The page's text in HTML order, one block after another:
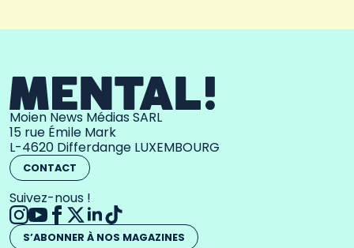
Moien News Médias SARL
15 rue Émile Mark
L-4620 Differdange LUXEMBOURG
CONTACT
Suivez-nous !
S’ABONNER À NOS MAGAZINES